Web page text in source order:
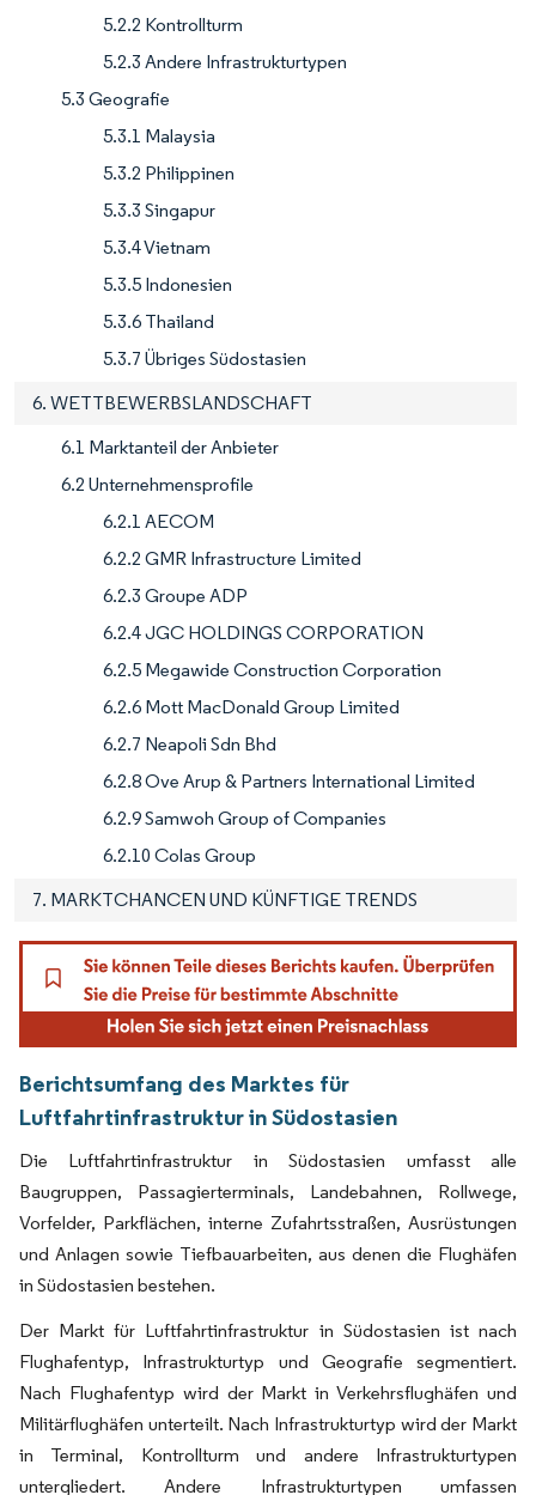
5.2.2 Kontrollturm
5.2.3 Andere Infrastrukturtypen
5.3 Geografie
5.3.1 Malaysia
5.3.2 Philippinen
5.3.3 Singapur
5.3.4 Vietnam
5.3.5 Indonesien
5.3.6 Thailand
5.3.7 Übriges Südostasien
6. WETTBEWERBSLANDSCHAFT
6.1 Marktanteil der Anbieter
6.2 Unternehmensprofile
6.2.1 AECOM
6.2.2 GMR Infrastructure Limited
6.2.3 Groupe ADP
6.2.4 JGC HOLDINGS CORPORATION
6.2.5 Megawide Construction Corporation
6.2.6 Mott MacDonald Group Limited
6.2.7 Neapoli Sdn Bhd
6.2.8 Ove Arup & Partners International Limited
6.2.9 Samwoh Group of Companies
6.2.10 Colas Group
7. MARKTCHANCEN UND KÜNFTIGE TRENDS
Berichtsumfang des Marktes für
Luftfahrtinfrastruktur in Südostasien
Die Luftfahrtinfrastruktur in Südostasien umfasst alle
Baugruppen, Passagierterminals, Landebahnen, Rollwege,
Vorfelder, Parkflächen, interne Zufahrtsstraßen, Ausrüstungen
und Anlagen sowie Tiefbauarbeiten, aus denen die Flughäfen
in Südostasien bestehen.
Der Markt für Luftfahrtinfrastruktur in Südostasien ist nach
Flughafentyp, Infrastrukturtyp und Geografie segmentiert.
Nach Flughafentyp wird der Markt in Verkehrsflughäfen und
Militärflughäfen unterteilt. Nach Infrastrukturtyp wird der Markt
in Terminal, Kontrollturm und andere Infrastrukturtypen
untergliedert. Andere Infrastrukturtypen umfassen